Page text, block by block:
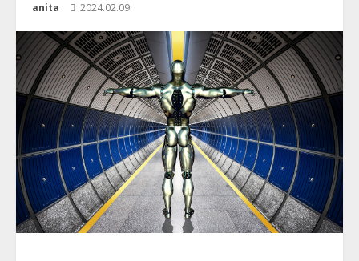
anita 2024.02.09.